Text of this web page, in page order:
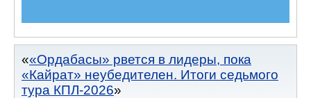
«Ордабасы» рвется в лидеры, пока
«Кайрат» неубедителен. Итоги седьмого
тура КПЛ-2026